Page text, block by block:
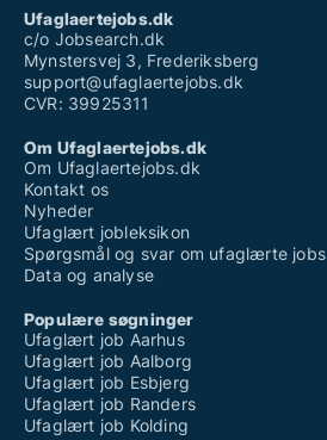
Ufaglært operatør novo nordisk
Vikarbureau odense ufaglært
Ufaglaertejobs.dk
c/o Jobsearch.dk
Mynstersvej 3, Frederiksberg
support@ufaglaertejobs.dk
CVR: 39925311
Om Ufaglaertejobs.dk
Om Ufaglaertejobs.dk
Kontakt os
Nyheder
Ufaglært jobleksikon
Spørgsmål og svar om ufaglærte jobs
Data og analyse
Populære søgninger
Ufaglært job Aarhus
Ufaglært job Aalborg
Ufaglært job Esbjerg
Ufaglært job Randers
Ufaglært job Kolding